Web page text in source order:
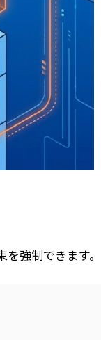
強制できます。